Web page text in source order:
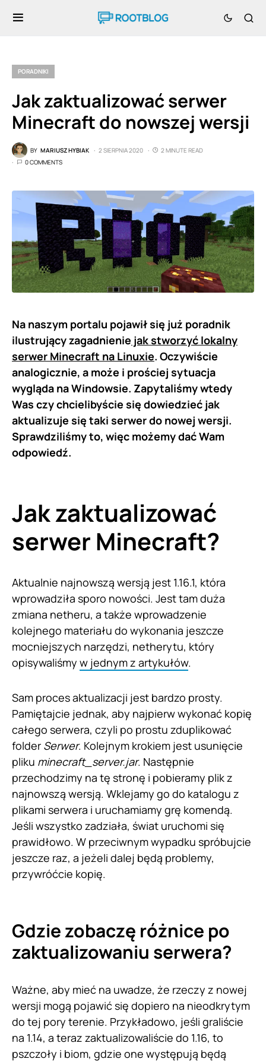
PORADNIKI
Jak zaktualizować serwer
Minecraft do nowszej wersji
BY MARIUSZ HYBIAK 2 SIERPNIA 2020
2 MINUTE READ
0 COMMENTS
Na naszym portalu pojawił się już poradnik
ilustrujący zagadnienie jak stworzyć lokalny
serwer Minecraft na Linuxie. Oczywiście
analogicznie, a może i prościej sytuacja
wygląda na Windowsie. Zapytaliśmy wtedy
Was czy chcielibyście się dowiedzieć jak
aktualizuje się taki serwer do nowej wersji.
Sprawdziliśmy to, więc możemy dać Wam
odpowiedź.
Jak zaktualizować
serwer Minecraft?
Aktualnie najnowszą wersją jest 1.16.1, która
wprowadziła sporo nowości. Jest tam duża
zmiana netheru, a także wprowadzenie
kolejnego materiału do wykonania jeszcze
mocniejszych narzędzi, netherytu, który
opisywaliśmy w jednym z artykułów.
Sam proces aktualizacji jest bardzo prosty.
Pamiętajcie jednak, aby najpierw wykonać kopię
całego serwera, czyli po prostu zduplikować
folder Serwer. Kolejnym krokiem jest usunięcie
pliku minecraft_server.jar. Następnie
przechodzimy na tę stronę i pobieramy plik z
najnowszą wersją. Wklejamy go do katalogu z
plikami serwera i uruchamiamy grę komendą.
Jeśli wszystko zadziała, świat uruchomi się
prawidłowo. W przeciwnym wypadku spróbujcie
jeszcze raz, a jeżeli dalej będą problemy,
przywróćcie kopię.
Gdzie zobaczę różnice po
zaktualizowaniu serwera?
Ważne, aby mieć na uwadze, że rzeczy z nowej
wersji mogą pojawić się dopiero na nieodkrytym
do tej pory terenie. Przykładowo, jeśli graliście
na 1.14, a teraz zaktualizowaliście do 1.16, to
pszczoły i biom, gdzie one występują będą